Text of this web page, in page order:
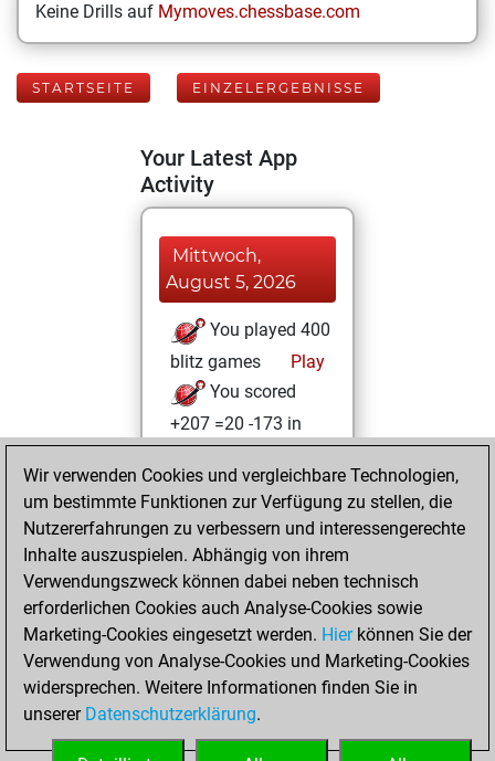
Keine Drills auf Mymoves.chessbase.com
STARTSEITE EINZELERGEBNISSE
Your Latest App
Activity
Mittwoch,
August 5, 2026
You played 400
blitz games
Play
You scored
+207 =20 -173 in
blitz
Dienstag,
Februar 10, 2026
You achieved a
new Elo of 1589
Fritz
Montag,
Januar 10, 2022
You created
your Fritz account
Wir verwenden Cookies und vergleichbare Technologien,
um bestimmte Funktionen zur Verfügung zu stellen, die
Nutzererfahrungen zu verbessern und interessengerechte
Inhalte auszuspielen. Abhängig von ihrem
Verwendungszweck können dabei neben technisch
erforderlichen Cookies auch Analyse-Cookies sowie
Marketing-Cookies eingesetzt werden. Hierkönnen Sie der
Verwendung von Analyse-Cookies und Marketing-Cookies
widersprechen. Weitere Informationen finden Sie in
unserer Datenschutzerklärung.